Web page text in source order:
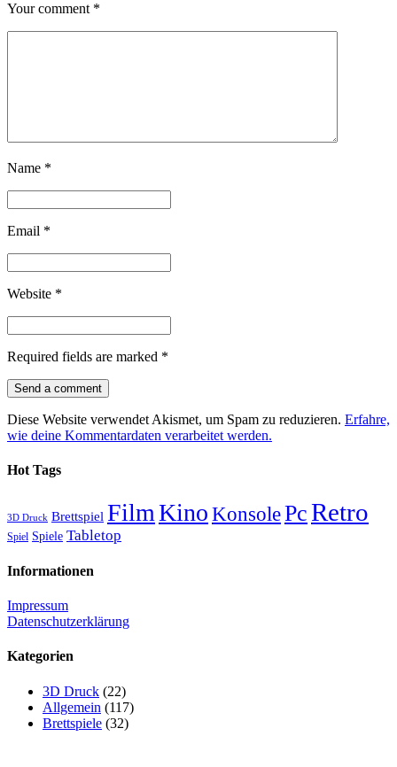
Your comment *
Name *
Email *
Website *
Required fields are marked *
Diese Website verwendet Akismet, um Spam zu reduzieren. Erfahre,
wie deine Kommentardaten verarbeitet werden.
Hot Tags
3D Druck Brettspiel FilmKinoKonsolePcRetro
Spiel Spiele Tabletop
Informationen
Impressum
Datenschutzerklärung
Kategorien
3D Druck (22)
Allgemein (117)
Brettspiele (32)